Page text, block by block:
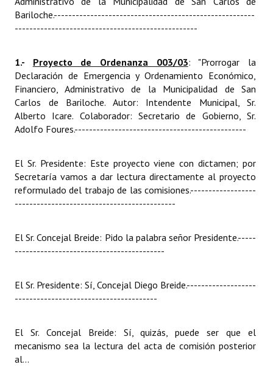
Bariloche.-------------------------------------------------------
--------------------------------------------------
1.- Proyecto de Ordenanza 003/03: "Prorrogar la
Declaración de Emergencia y Ordenamiento Económico,
Financiero, Administrativo de la Municipalidad de San
Carlos de Bariloche. Autor: Intendente Municipal, Sr.
Alberto Icare. Colaborador: Secretario de Gobierno, Sr.
Adolfo Foures.-----------------------------------------------
El Sr. Presidente: Este proyecto viene con dictamen; por
Secretaría vamos a dar lectura directamente al proyecto
reformulado del trabajo de las comisiones.------------------
--------------------------------------------
El Sr. Concejal Breide: Pido la palabra señor Presidente.-----
-----------------------------------------
El Sr. Presidente: Sí, Concejal Diego Breide.-------------------
---------------------------------------
El Sr. Concejal Breide: Sí, quizás, puede ser que el
mecanismo sea la lectura del acta de comisión posterior
al...